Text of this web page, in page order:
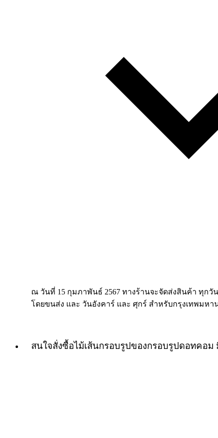
ณ วันที่ 15 กุมภาพันธ์ 2567 ทางร้านจะจัดส่งสินค้า ทุกวั
โดยขนส่ง และ วันอังคาร์ และ ศุกร์ สำหรับกรุงเทพมห
สนใจสั่งซื้อไม้เส้นกรอบรูปของกรอบรูปดอทคอ